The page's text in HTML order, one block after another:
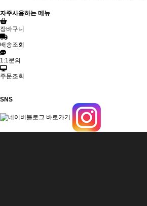
자주사용하는 메뉴
장바구니
배송조회
1:1문의
주문조회
SNS